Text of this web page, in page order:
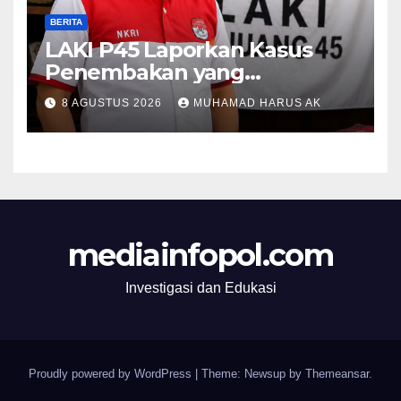
BERITA
LAKI P45 Laporkan Kasus
Penembakan yang
Tewaskan Terduga Pencuri
Durian oleh Oknum Pegawai
Lapas Lubuklinggau
8 AGUSTUS 2026 MUHAMAD HARUS AK
mediainfopol.com
Investigasi dan Edukasi
Proudly powered by WordPress Theme: Newsup by Themeansar.